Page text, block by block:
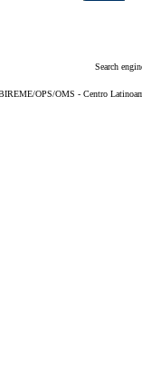
Search
OPS/OMS - Centro